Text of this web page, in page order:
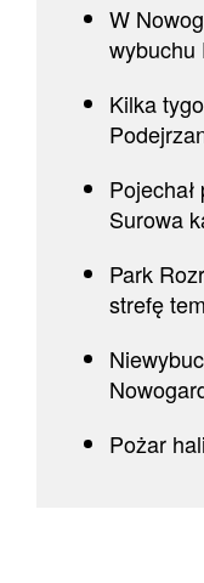
W
wybuchu
Kilka
Surowa
Park
strefę
Pożar